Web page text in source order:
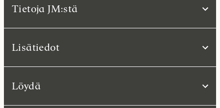
Tietoja JM:stä
Lisätiedot
Löydä